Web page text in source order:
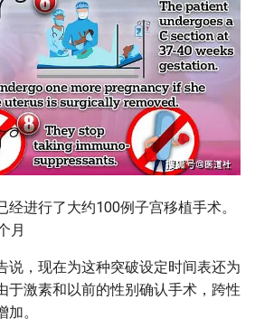
进行了大约100例子宫移植手术。
月
说，现在为这种突破设定时间表还为
于激素和以前的性别确认手术，跨性
。